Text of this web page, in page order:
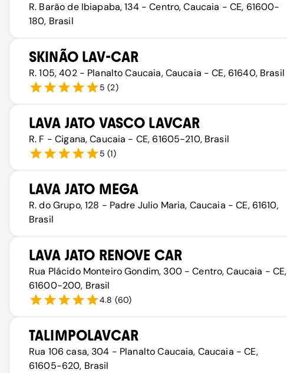
R. Barão de Ibiapaba, 134 - Centro, Caucaia - CE, 61600-
180, Brasil
SKINÃO LAV-CAR
R. 105, 402 - Planalto Caucaia, Caucaia - CE, 61640, Brasil
5 (2)
LAVA JATO VASCO LAVCAR
R. F - Cigana, Caucaia - CE, 61605-210, Brasil
5 (1)
LAVA JATO MEGA
R. do Grupo, 128 - Padre Julio Maria, Caucaia - CE, 61610,
Brasil
LAVA JATO RENOVE CAR
Rua Plácido Monteiro Gondim, 300 - Centro, Caucaia - CE,
61600-200, Brasil
4.8 (60)
TALIMPOLAVCAR
Rua 106 casa, 304 - Planalto Caucaia, Caucaia - CE,
61605-620, Brasil